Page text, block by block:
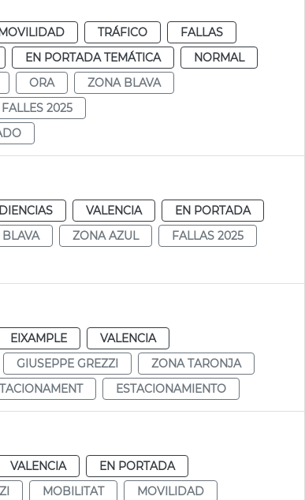
TRÁFICO
FALLAS
EN PORTADA TEMÁTICA
NORMAL
ORA
ZONA BLAVA
FALLES 2025
VALENCIA
EN PORTADA
ZONA AZUL
FALLAS 2025
EIXAMPLE
VALENCIA
GIUSEPPE GREZZI
ZONA TARONJA
ESTACIONAMIENTO
VALENCIA
EN PORTADA
MOBILITAT
MOVILIDAD